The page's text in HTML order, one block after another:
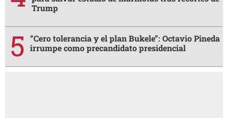
Trump
“Cero tolerancia y el plan Bukele”: Octavio Pineda
irrumpe como precandidato presidencial